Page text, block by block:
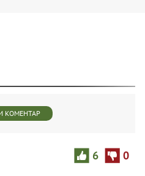
КОМЕНТАР
6 0